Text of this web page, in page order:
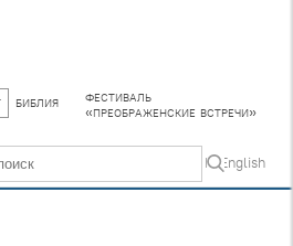
библия фестиваль
«преображенские встречи»
In English